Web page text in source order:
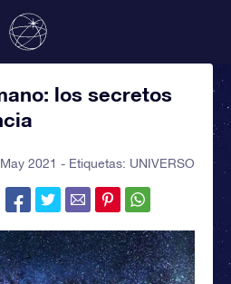
los secretos
2021 - Etiquetas: UNIVERSO